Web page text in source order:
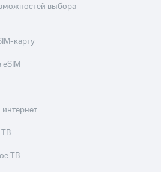
выбора
карту
eSIM
ТВ